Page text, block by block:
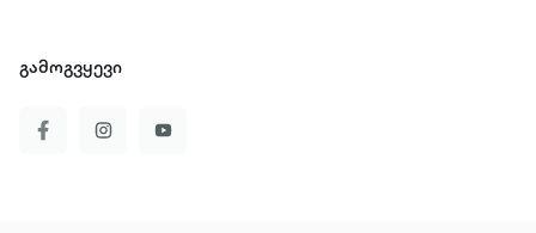
გამოგვყევი